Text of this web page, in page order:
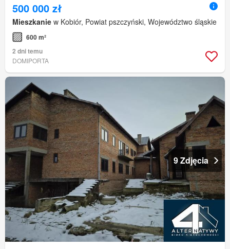
500 000 zł
Mieszkanie w Kobiór, Powiat pszczyński, Województwo śląskie
600 m²
2 dni temu
DOMIPORTA
9 Zdjęcia